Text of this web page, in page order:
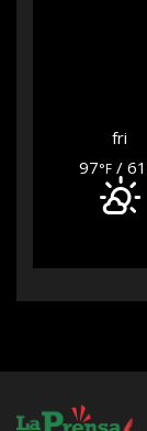
fri
97°F / 61